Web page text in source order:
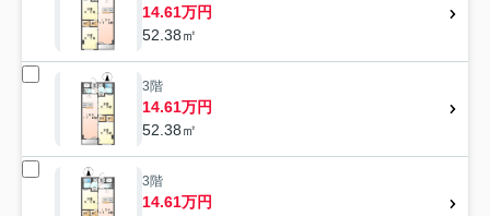
14.61万円
52.38㎡
3階
14.61万円
52.38㎡
3階
14.61万円